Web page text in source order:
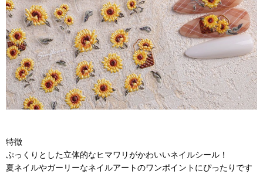
特徴
ぷっくりとした立体的なヒマワリがかわいいネイルシール！
夏ネイルやガーリーなネイルアートのワンポイントにぴったりです